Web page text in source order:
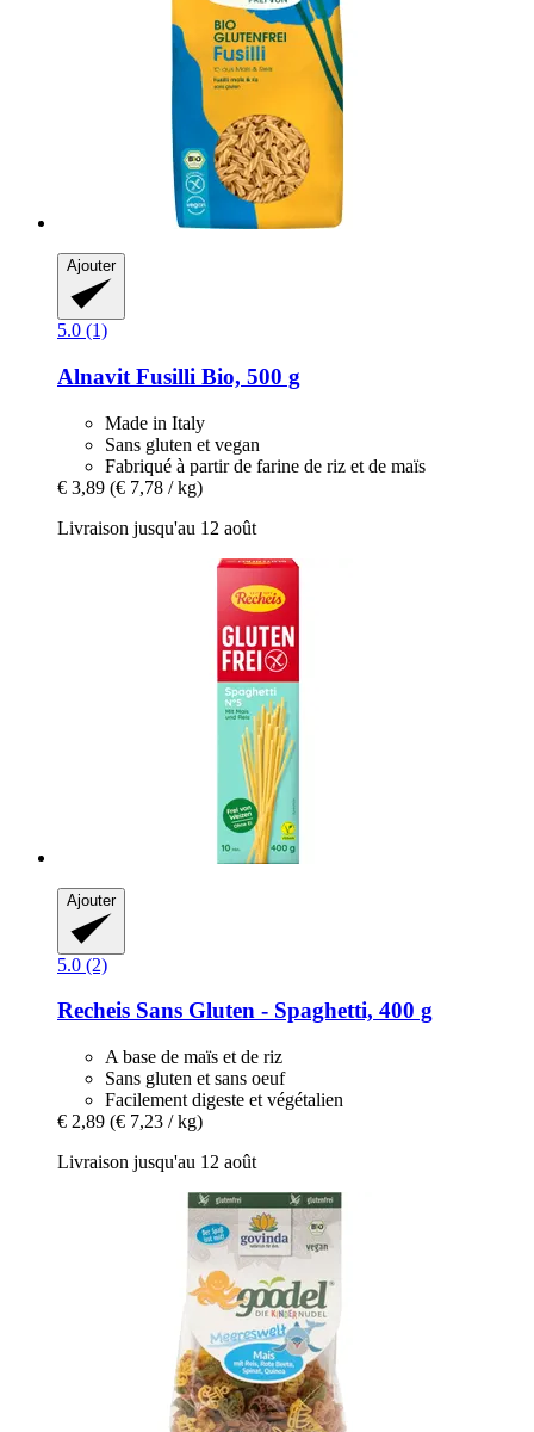
Ajouter
5.0 (1)
Alnavit Fusilli Bio, 500 g
Made in Italy
Sans gluten et vegan
Fabriqué à partir de farine de riz et de maïs
€ 3,89 (€ 7,78 / kg)
Livraison jusqu'au 12 août
Ajouter
5.0 (2)
Recheis Sans Gluten -​ Spaghetti, 400 g
A base de maïs et de riz
Sans gluten et sans oeuf
Facilement digeste et végétalien
€ 2,89 (€ 7,23 / kg)
Livraison jusqu'au 12 août